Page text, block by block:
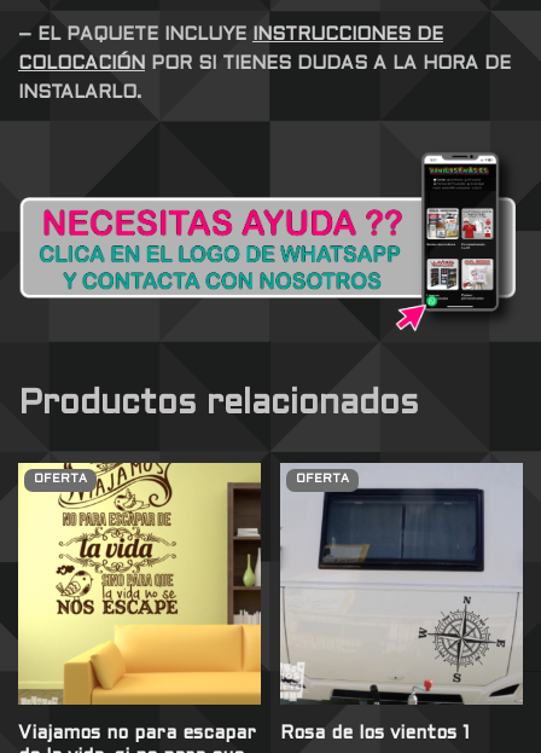
– EL PAQUETE INCLUYE
INSTRUCCIONES DE
COLOCACIÓN
POR SI TIENES DUDAS A LA HORA DE
INSTALARLO.
Productos relacionados
OFERTA
Viajamos no para escapar
OFERTA
Rosa de los vientos 1